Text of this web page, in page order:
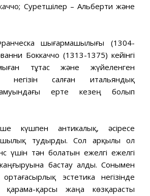
Суретшілер – Альберти және
шығармашылығы (1304-
Боккаччо (1313-1375) кейінгі
тұтас және жүйеленген
негізін салған итальяндық
ерте кезең болып
күшпен антикалық, әсіресе
тудырды. Сол арқылы ол
үшін тән болатын ежелгі ежелгі
бастау алды. Сонымен
эстетика негізінде
қарсы жаңа көзқарасты